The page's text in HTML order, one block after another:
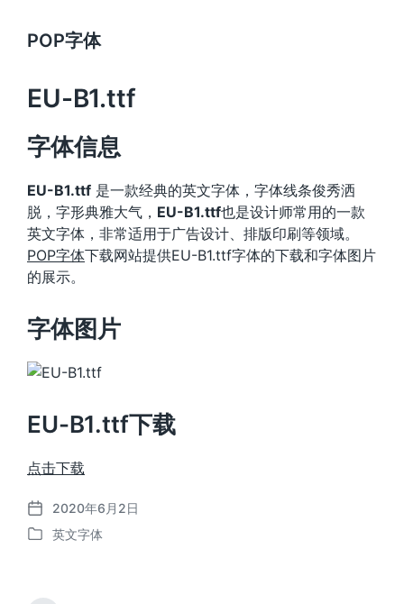
POP字体
EU-B1.ttf
字体信息
EU-B1.ttf 是一款经典的英文字体，字体线条俊秀洒
脱，字形典雅大气， EU-B1.ttf也是设计师常用的一款
英文字体，非常适用于广告设计、排版印刷等领域。
POP字体下载网站提供EU-B1.ttf字体的下载和字体图片
的展示。
字体图片
EU-B1.ttf下载
点击下载
发
布
2020年6月2日
发
英文字体